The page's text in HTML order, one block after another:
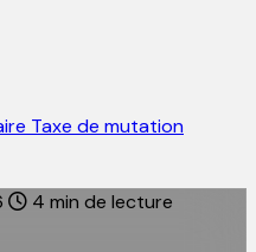
Taxe de mutation
4 min de lecture